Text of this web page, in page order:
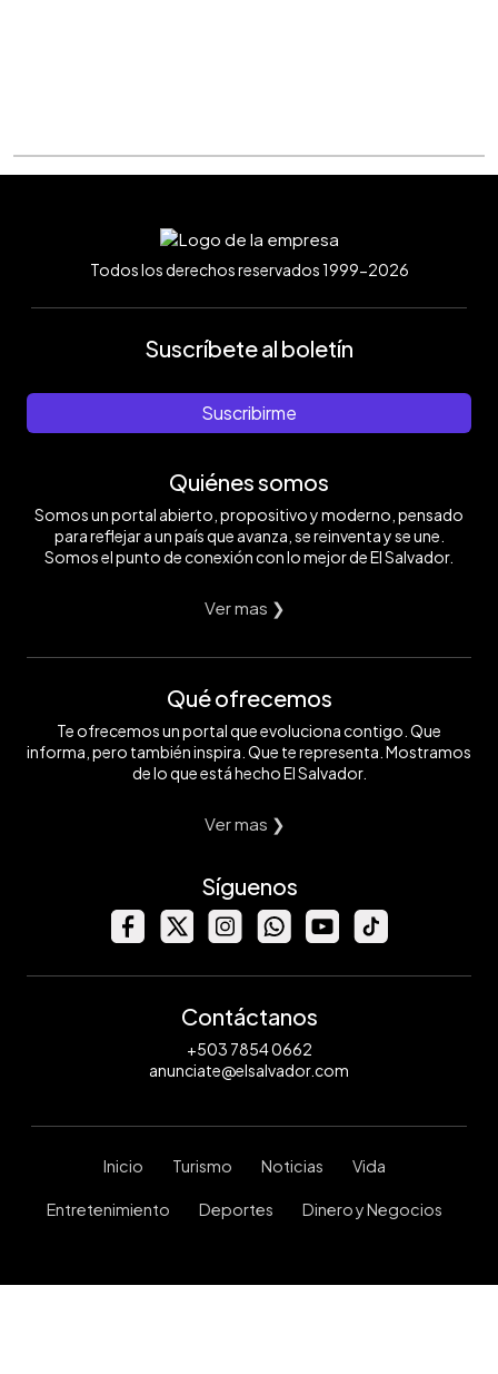
Todos los derechos reservados 1999-2026
Suscríbete al boletín
Suscribirme
Quiénes somos
Somos un portal abierto, propositivo y moderno, pensado
para reflejar a un país que avanza, se reinventa y se une.
Somos el punto de conexión con lo mejor de El Salvador.
Ver mas ❯
Qué ofrecemos
Te ofrecemos un portal que evoluciona contigo. Que
informa, pero también inspira. Que te representa. Mostramos
de lo que está hecho El Salvador.
Ver mas ❯
Síguenos
Contáctanos
+503 7854 0662
anunciate@elsalvador.com
Inicio Turismo Noticias Vida
Entretenimiento Deportes Dinero y Negocios